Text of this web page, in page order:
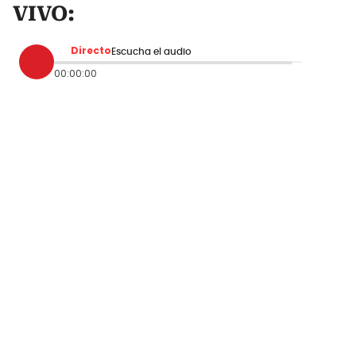
VIVO:
Directo Escucha el audio
00:00:00